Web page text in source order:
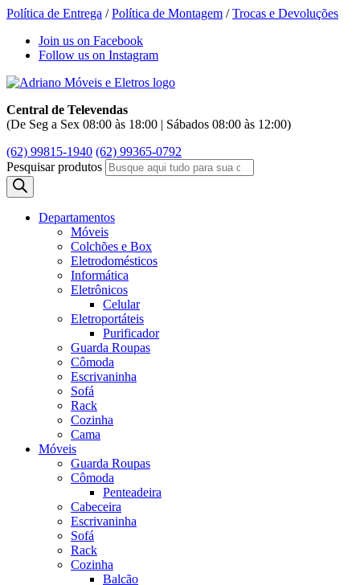
Política de Entrega /Política de Montagem /Trocas e Devoluções
Join us on Facebook
Follow us on Instagram
Central de Televendas
(De Seg a Sex 08:00 às 18:00 | Sábados 08:00 às 12:00)
(62) 99815-1940 (62) 99365-0792
Pesquisar produtos
Departamentos
Móveis
Colchões e Box
Eletrodomésticos
Informática
Eletrônicos
Celular
Eletroportáteis
Purificador
Guarda Roupas
Cômoda
Escrivaninha
Sofá
Rack
Cozinha
Cama
Móveis
Guarda Roupas
Cômoda
Penteadeira
Cabeceira
Escrivaninha
Sofá
Rack
Cozinha
Balcão